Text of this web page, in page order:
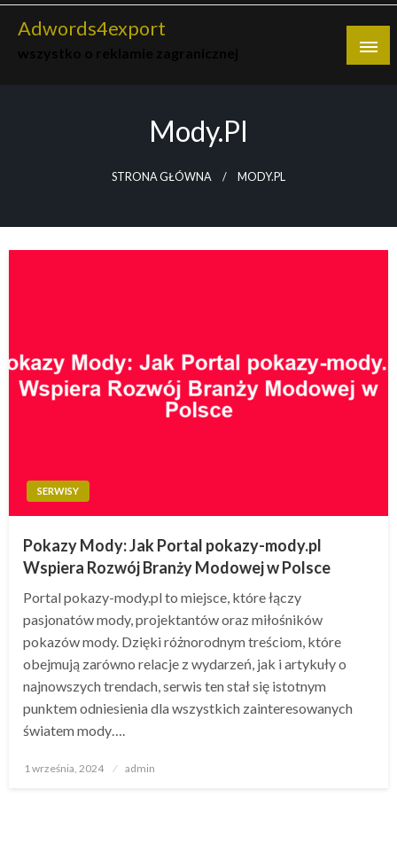
Skip
Adwords4export
Mody.pl
STRONA GŁÓWNA MODY.PL
SERWISY
Pokazy Mody: Jak Portal pokazy-mody.pl
Wspiera Rozwój Branży Modowej w Polsce
Portal pokazy-mody.pl to miejsce, które łączy
pasjonatów mody, projektantów oraz miłośników
pokazów mody. Dzięki różnorodnym treściom, które
obejmują zarówno relacje z wydarzeń, jak i artykuły o
najnowszych trendach, serwis ten stał się istotnym
punktem odniesienia dla wszystkich zainteresowanych
światem mody….
Opublikowane
1 września, 2024 admin